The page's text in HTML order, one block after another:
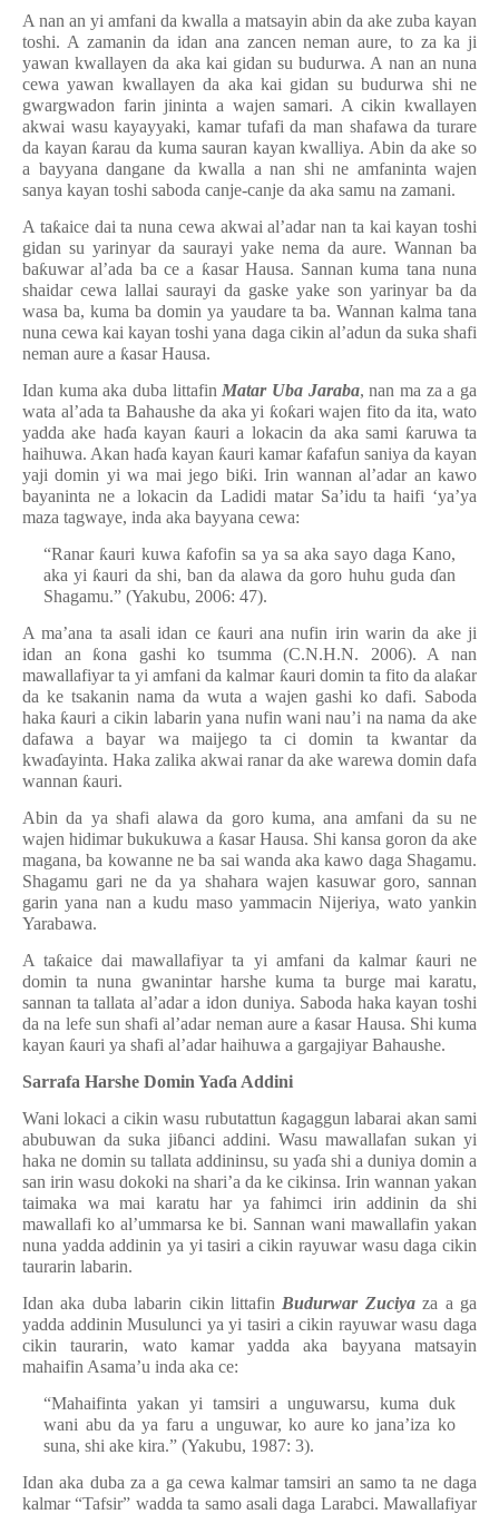
A nan an yi amfani da kwalla a matsayin abin da ake zuba kayan
toshi. A zamanin da idan ana zancen neman aure, to za ka ji
yawan kwallayen da aka kai gidan su budurwa. A nan an nuna
cewa yawan kwallayen da aka kai gidan su budurwa shi ne
gwargwadon farin jininta a wajen samari. A cikin kwallayen
akwai wasu kayayyaki, kamar tufafi da man shafawa da turare
da kayan ƙarau da kuma sauran kayan kwalliya. Abin da ake so
a bayyana dangane da kwalla a nan shi ne amfaninta wajen
sanya kayan toshi saboda canje-canje da aka samu na zamani.
A taƙaice dai ta nuna cewa akwai al’adar nan ta kai kayan toshi
gidan su yarinyar da saurayi yake nema da aure. Wannan ba
baƙuwar al’ada ba ce a ƙasar Hausa. Sannan kuma tana nuna
shaidar cewa lallai saurayi da gaske yake son yarinyar ba da
wasa ba, kuma ba domin ya yaudare ta ba. Wannan kalma tana
nuna cewa kai kayan toshi yana daga cikin al’adun da suka shafi
neman aure a ƙasar Hausa.
Idan kuma aka duba littafin Matar Uba Jaraba, nan ma za a ga
wata al’ada ta Bahaushe da aka yi ƙoƙari wajen fito da ita, wato
yadda ake haɗa kayan ƙauri a lokacin da aka sami ƙaruwa ta
haihuwa. Akan haɗa kayan ƙauri kamarƙafafun saniya da kayan
yaji domin yi wa mai jego biƙi. Irin wannan al’adar an kawo
bayaninta ne a lokacin da Ladidi matar Sa’idu ta haifi ‘ya’ya
maza tagwaye, inda aka bayyana cewa:
“Ranar ƙauri kuwa ƙafofin sa ya sa aka sayo daga Kano,
aka yi ƙauri da shi, ban da alawa da goro huhu guda ɗan
Shagamu.” (Yakubu, 2006: 47).
A ma’ana ta asali idan ce ƙauri ana nufin irin warin da ake ji
idan an ƙona gashi ko tsumma (C.N.H.N. 2006). A nan
mawallafiyar ta yi amfani da kalmar ƙauri domin ta fito da alaƙar
da ke tsakanin nama da wuta a wajen gashi ko dafi. Saboda
haka ƙauri a cikin labarin yana nufin wani nau’i na nama da ake
dafawa a bayar wa maijego ta ci domin ta kwantar da
kwaɗayinta. Haka zalika akwai ranar da ake warewa domin dafa
wannan ƙauri.
Abin da ya shafi alawa da goro kuma, ana amfani da su ne
wajen hidimar bukukuwa a ƙasar Hausa. Shi kansa goron da ake
magana, ba kowanne ne ba sai wanda aka kawo daga Shagamu.
Shagamu gari ne da ya shahara wajen kasuwar goro, sannan
garin yana nan a kudu maso yammacin Nijeriya, wato yankin
Yarabawa.
A taƙaice dai mawallafiyar ta yi amfani da kalmar ƙauri ne
domin ta nuna gwanintar harshe kuma ta burge mai karatu,
sannan ta tallata al’adar a idon duniya. Saboda haka kayan toshi
da na lefe sun shafi al’adar neman aure a ƙasar Hausa. Shi kuma
kayan ƙauri ya shafi al’adar haihuwa a gargajiyar Bahaushe.
Sarrafa Harshe Domin Yaɗa Addini
Wani lokaci a cikin wasu rubutattun ƙagaggun labarai akan sami
abubuwan da suka jiɓanci addini. Wasu mawallafan sukan yi
haka ne domin su tallata addininsu, su yaɗa shi a duniya domin a
san irin wasu dokoki na shari’a da ke cikinsa. Irin wannan yakan
taimaka wa mai karatu har ya fahimci irin addinin da shi
mawallafi ko al’ummarsa ke bi. Sannan wani mawallafin yakan
nuna yadda addinin ya yi tasiri a cikin rayuwar wasu daga cikin
taurarin labarin.
Idan aka duba labarin cikin littafin Budurwar Zuciyaza a ga
yadda addinin Musulunci ya yi tasiri a cikin rayuwar wasu daga
cikin taurarin, wato kamar yadda aka bayyana matsayin
mahaifin Asama’u inda aka ce:
“Mahaifinta yakan yi tamsiri a unguwarsu, kuma duk
wani abu da ya faru a unguwar, ko aure ko jana’iza ko
suna, shi ake kira.” (Yakubu, 1987: 3).
Idan aka duba za a ga cewa kalmar tamsiri an samo ta ne daga
kalmar “Tafsir” wadda ta samo asali daga Larabci. Mawallafiyar